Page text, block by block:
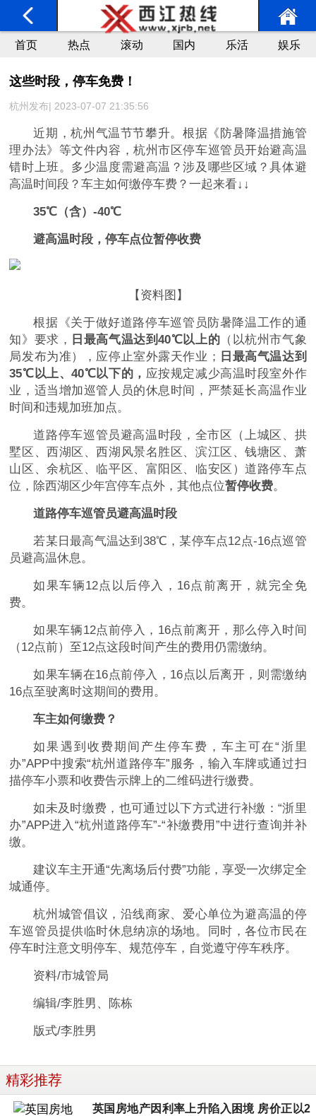
首页 热点 滚动 国内 乐活 娱乐
这些时段，停车免费！
杭州发布| 2023-07-07 21:35:56
近期，杭州气温节节攀升。根据《防暑降温措施管
理办法》等文件内容，杭州市区停车巡管员开始避高温
错时上班。多少温度需避高温？涉及哪些区域？具体避
高温时间段？车主如何缴停车费？一起来看↓↓
35℃（含）-40℃
避高温时段，停车点位暂停收费
【资料图】
根据《关于做好道路停车巡管员防暑降温工作的通
知》要求， 日最高气温达到40℃以上的 （以杭州市气象
局发布为准），应停止室外露天作业； 日最高气温达到
35℃以上、40℃以下的， 应按规定减少高温时段室外作
业，适当增加巡管人员的休息时间，严禁延长高温作业
时间和违规加班加点。
道路停车巡管员避高温时段，全市区（上城区、拱
墅区、西湖区、西湖风景名胜区、滨江区、钱塘区、萧
山区、余杭区、临平区、富阳区、临安区）道路停车点
位，除西湖区少年宫停车点外，其他点位暂停收费。
道路停车巡管员避高温时段
若某日最高气温达到38℃，某停车点12点-16点巡管
员避高温休息。
如果车辆12点以后停入，16点前离开，就完全免
费。
如果车辆12点前停入，16点前离开，那么停入时间
（12点前）至12点这段时间产生的费用仍需缴纳。
如果车辆在16点前停入，16点以后离开，则需缴纳
16点至驶离时这期间的费用。
车主如何缴费？
如果遇到收费期间产生停车费，车主可在“浙里
办”APP中搜索“杭州道路停车”服务，输入车牌或通过扫
描停车小票和收费告示牌上的二维码进行缴费。
如未及时缴费，也可通过以下方式进行补缴：“浙里
办”APP进入“杭州道路停车”-“补缴费用”中进行查询并补
缴。
建议车主开通“先离场后付费”功能，享受一次绑定全
城通停。
杭州城管倡议，沿线商家、爱心单位为避高温的停
车巡管员提供临时休息纳凉的场地。同时，各位市民在
停车时注意文明停车、规范停车，自觉遵守停车秩序。
资料/市城管局
编辑/李胜男、陈栋
版式/李胜男
精彩推荐
英国房地产因利率上升陷入困境 房价正以2